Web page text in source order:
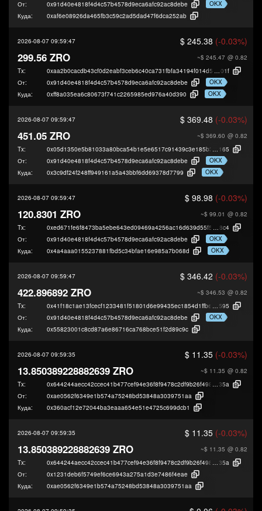
От: 0x91d40e4818f4d4c57b4578d9eca6afc92ac8debe
OKX
Куда:
0xaf6e08926da465fb3c59c2ad5dad47f6dca252ab
2026-08-07 09:59:47 $ 245.38 (-0.03%)
~$ 245.47 @ 0.82
299.56 ZRO
Tx: 0xaa2b0cacdb43cf0d2eabf3ceb6c40ca731fbfa34194f014d59d2ae6bd9944
01f
От:
0x91d40e4818f4d4c57b4578d9eca6afc92ac8debe
OKX
Куда:
0xff8a035ea6c80673f741c2265985ed976a40d390 OKX
2026-08-07 09:59:47 $ 369.48 (-0.03%)
~$ 369.60 @ 0.82
451.05 ZRO
Tx:
165
От:
0x91d40e4818f4d4c57b4578d9eca6afc92ac8debe
OKX
Куда:
0x3c9df24f248ff949161a5a43bbf6dd69378d7799 OKX
2026-08-07 09:59:47 $ 98.98 (-0.03%)
~$ 99.01 @ 0.82
120.8301 ZRO
Tx: 0xed671fe6f8473ba5ebe643ed09469a4256ac16d639d55f5a9419dc1e01adc
8c4
От:
0x91d40e4818f4d4c57b4578d9eca6afc92ac8debe
OKX
Куда:
0x4a4aaa0155237881fbd5c34bfae16e985a7b068d OKX
2026-08-07 09:59:47 $ 346.42 (-0.03%)
~$ 346.53 @ 0.82
422.896892 ZRO
Tx: 0x41f18c1ae13fcecf1233481f51801d6e99435ec1854d1ffbede476778493a
595
От:
0x91d40e4818f4d4c57b4578d9eca6afc92ac8debe
OKX
Куда:
0x55823001c8cd87a6e86716ca768bce51f2d89c9c
2026-08-07 09:59:35 $ 11.35 (-0.03%)
~$ 11.35 @ 0.82
13.850389228882639 ZRO
Tx: 0x644244aecc42ccec41b477cef94e36f8f9478c2df9b26f49849a879888f73
35a
От:
0xae0562f6349e1b574a75248bd53848a3039751aa
Куда:
0x360acf12e72044ba3eaaa654e51e4725c699dcb1
2026-08-07 09:59:35 $ 11.35 (-0.03%)
~$ 11.35 @ 0.82
13.850389228882639 ZRO
Tx: 0x644244aecc42ccec41b477cef94e36f8f9478c2df9b26f49849a879888f73
35a
От:
0x1231deb6f5749ef6ce6943a275a1d3e7486f4eae
Куда:
0xae0562f6349e1b574a75248bd53848a3039751aa